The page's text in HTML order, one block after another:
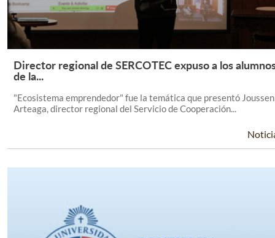
Leer Más +
Director regional de SERCOTEC expuso a los
de la...
"Ecosistema emprendedor" fue la temática que presentó Joussen
Arteaga, director regional del Servicio de Cooperación...